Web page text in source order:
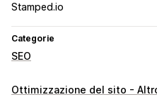
Stamped.io
Categorie
SEO
Strumenti SEO
Ottimizzazione del sito -